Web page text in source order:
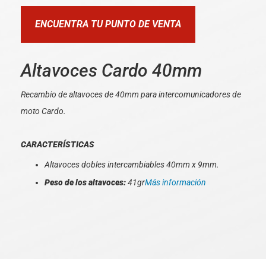
ENCUENTRA TU PUNTO DE VENTA
Altavoces Cardo 40mm
Recambio de altavoces de 40mm para intercomunicadores de
moto Cardo.
CARACTERÍSTICAS
Altavoces dobles intercambiables 40mm x 9mm.
Peso de los altavoces:41grMás información